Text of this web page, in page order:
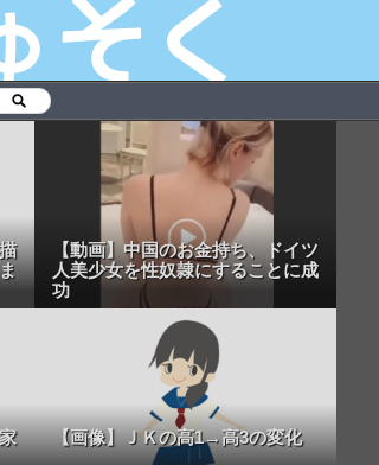
【動画】中国のお金持ち、ドイツ
人美少女を性奴隷にすることに成
功
【画像】ＪＫの高1→高3の変化